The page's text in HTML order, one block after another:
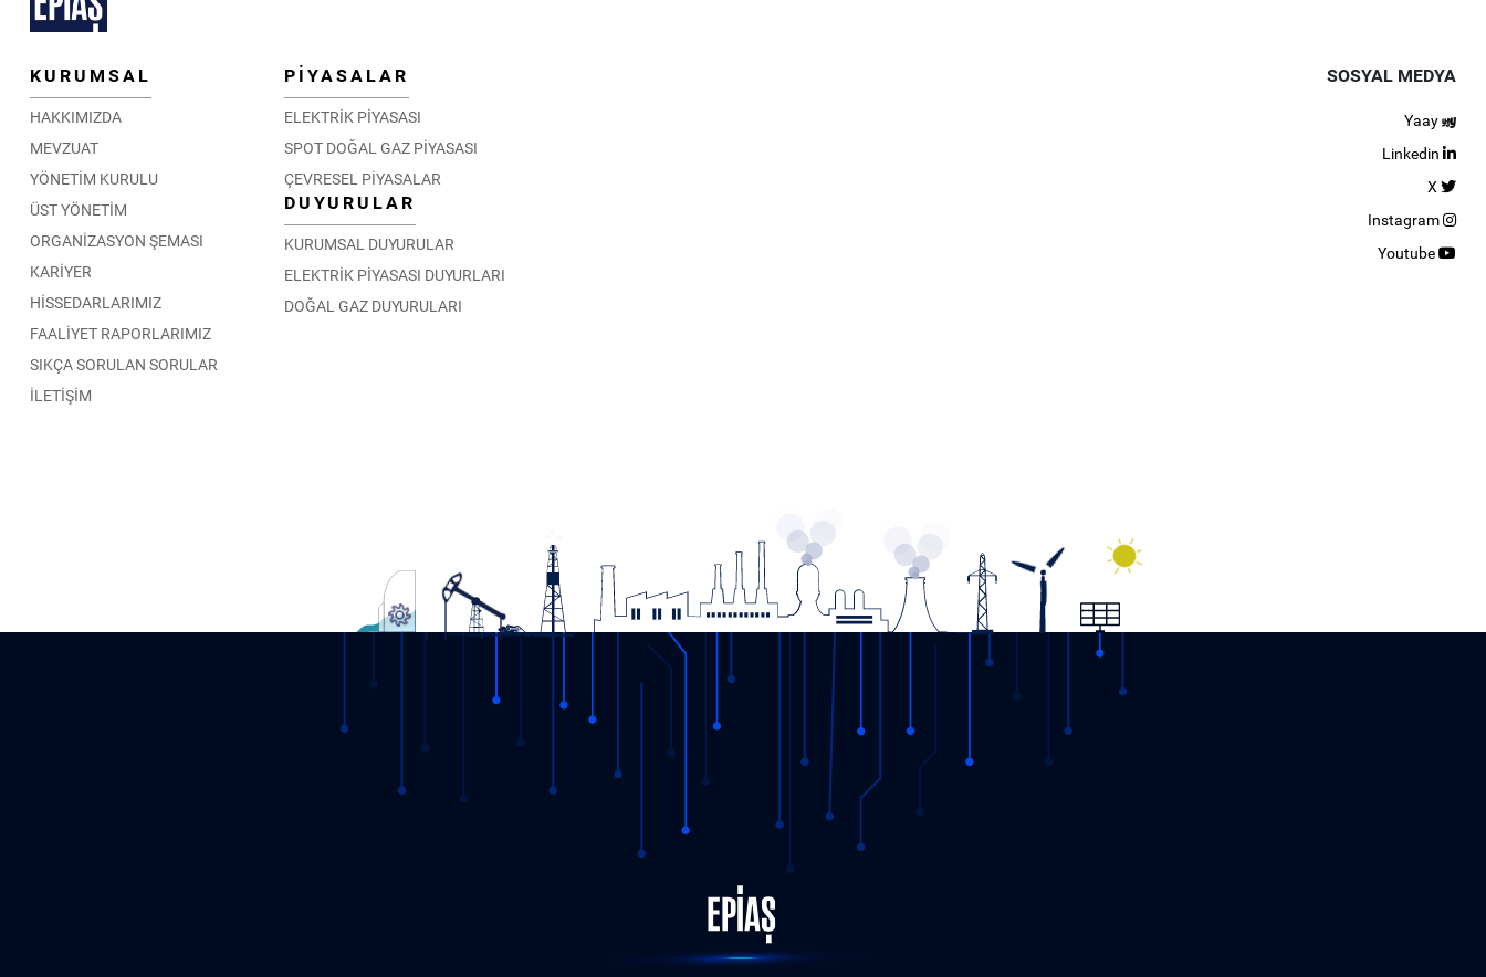
KURUMSAL
HAKKIMIZDA
MEVZUAT
YÖNETİM KURULU
ÜST YÖNETİM
ORGANİZASYON ŞEMASI
KARİYER
HİSSEDARLARIMIZ
FAALİYET RAPORLARIMIZ
SIKÇA SORULAN SORULAR
İLETİŞİM
PİYASALAR
ELEKTRİK PİYASASI
SPOT DOĞAL GAZ PİYASASI
ÇEVRESEL PİYASALAR
DUYURULAR
KURUMSAL DUYURULAR
ELEKTRİK PİYASASI DUYURLARI
DOĞAL GAZ DUYURULARI
SOSYAL MEDYA
Yaay
Linkedin
X
Instagram
Youtube